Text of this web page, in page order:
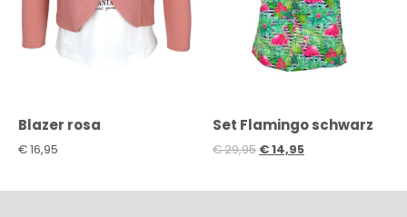
Blazer rosa
€16,95
Set Flamingo schwarz
€29,95 €14,95